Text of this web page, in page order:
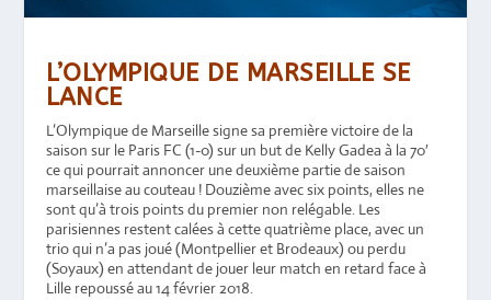
L’OLYMPIQUE DE MARSEILLE SE
LANCE
L’Olympique de Marseille signe sa première victoire de la
saison sur le Paris FC (1-0) sur un but de Kelly Gadea à la 70′
ce qui pourrait annoncer une deuxième partie de saison
marseillaise au couteau ! Douzième avec six points, elles ne
sont qu’à trois points du premier non relégable. Les
parisiennes restent calées à cette quatrième place, avec un
trio qui n’a pas joué (Montpellier et Brodeaux) ou perdu
(Soyaux) en attendant de jouer leur match en retard face à
Lille repoussé au 14 février 2018.